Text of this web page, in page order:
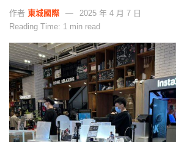
作者 東城國際
2025 年 4 月 7 日
Reading Time: 1 min read